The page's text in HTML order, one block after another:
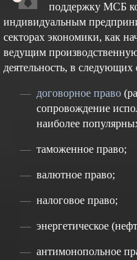
поддержку МСБ
индивидуальным
секторах экономики, как
ведущим
деятельность, в следующих
договорное право
сопровождение
наиболее
таможенное право;
валютное право;
налоговое право;
энергетическое
антимонопольное